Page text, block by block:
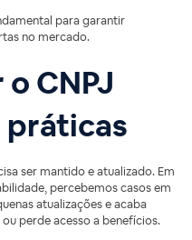
para garantir
no mercado.
CNPJ
práticas
ser mantido e atualizado. Em
percebemos casos em
atualizações e acaba
perde acesso a benefícios.